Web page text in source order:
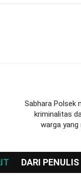
Sabhara Polsek
kriminalitas
warga
DARI PENULIS